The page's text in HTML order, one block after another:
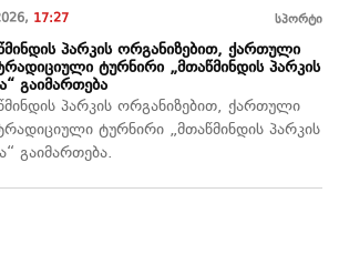
17:27 სპორტი
პარკის ორგანიზებით, ქართული
ტურნირი „მთაწმინდის პარკის
გაიმართება
პარკის ორგანიზებით, ქართული
ტურნირი „მთაწმინდის პარკის
გაიმართება.